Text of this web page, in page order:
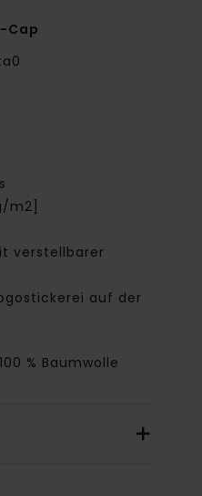
Cap
m2]
verstellbarer
auf der
% Baumwolle